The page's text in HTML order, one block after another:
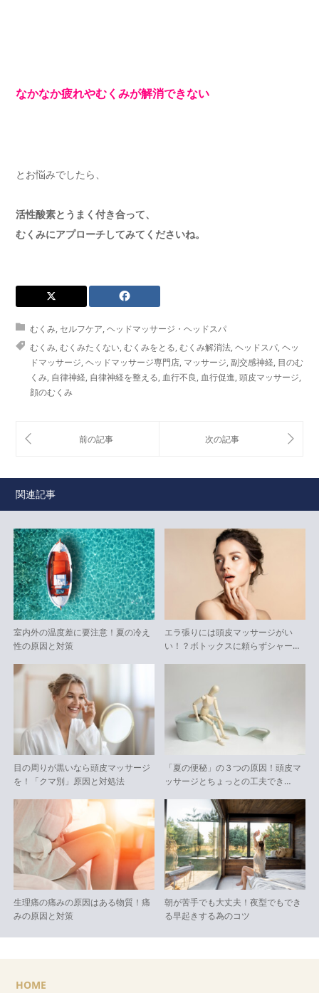
なかなか疲れやむくみが解消できない
とお悩みでしたら、
活性酸素とうまく付き合って、
むくみにアプローチしてみてくださいね。
むくみ, セルフケア,ヘッドマッサージ・ヘッドスパ
むくみ,むくみたくない,むくみをとる,むくみ解消法,ヘッドスパ,ヘッ
ドマッサージ,ヘッドマッサージ専門店, マッサージ,副交感神経, 目のむ
くみ, 自律神経, 自律神経を整える, 血行不良, 血行促進,頭皮マッサージ,
顔のむくみ
関連記事
室内外の温度差に要注意！夏の冷え
性の原因と対策
エラ張りには頭皮マッサージがい
い！？ボトックスに頼らずシャー…
目の周りが黒いなら頭皮マッサージ
を！「クマ別」原因と対処法
「夏の便秘」の３つの原因！頭皮マ
ッサージとちょっとの工夫でき…
生理痛の痛みの原因はある物質！痛
みの原因と対策
朝が苦手でも大丈夫！夜型でもでき
る早起きする為のコツ
HOME